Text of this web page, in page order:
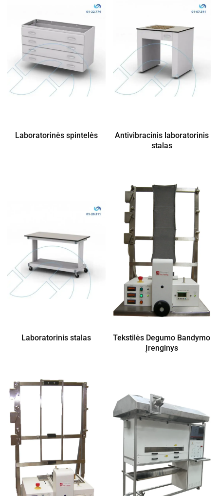
Laboratorinės spintelės
Antivibracinis laboratorinis
stalas
Laboratorinis stalas
Tekstilės Degumo Bandymo
Įrenginys